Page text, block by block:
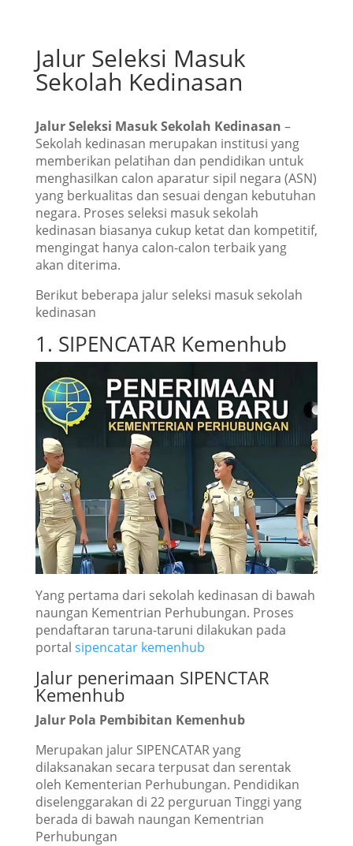
Jalur Seleksi Masuk
Sekolah Kedinasan
Jalur Seleksi Masuk Sekolah Kedinasan –
Sekolah kedinasan merupakan institusi yang
memberikan pelatihan dan pendidikan untuk
menghasilkan calon aparatur sipil negara (ASN)
yang berkualitas dan sesuai dengan kebutuhan
negara. Proses seleksi masuk sekolah
kedinasan biasanya cukup ketat dan kompetitif,
mengingat hanya calon-calon terbaik yang
akan diterima.
Berikut beberapa jalur seleksi masuk sekolah
kedinasan
1. SIPENCATAR Kemenhub
Yang pertama dari sekolah kedinasan di bawah
naungan Kementrian Perhubungan. Proses
pendaftaran taruna-taruni dilakukan pada
portal sipencatar kemenhub
Jalur penerimaan SIPENCTAR
Kemenhub
Jalur Pola Pembibitan Kemenhub
Merupakan jalur SIPENCATAR yang
dilaksanakan secara terpusat dan serentak
oleh Kementerian Perhubungan. Pendidikan
diselenggarakan di 22 perguruan Tinggi yang
berada di bawah naungan Kementrian
Perhubungan